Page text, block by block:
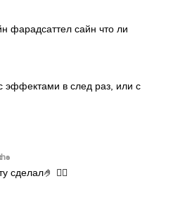
фарадсаттел сайн что ли
эффектами в след раз, или с
сделал🤌 ❤️‍🔥